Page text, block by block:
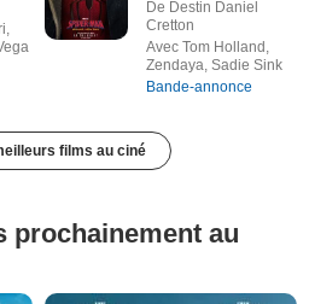
De Destin Daniel
Cretton
Avec Tom Holland,
Zendaya, Sadie Sink
Bande-annonce
films au ciné
prochainement au